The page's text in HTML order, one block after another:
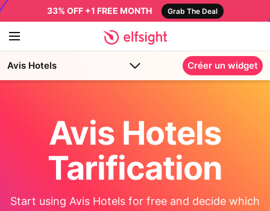
33% OFF +1 FREE MONTH Grab The Deal
Avis Hotels Créer un widget
Avis Hotels
Tarification
Start using Avis Hotels for free and decide which